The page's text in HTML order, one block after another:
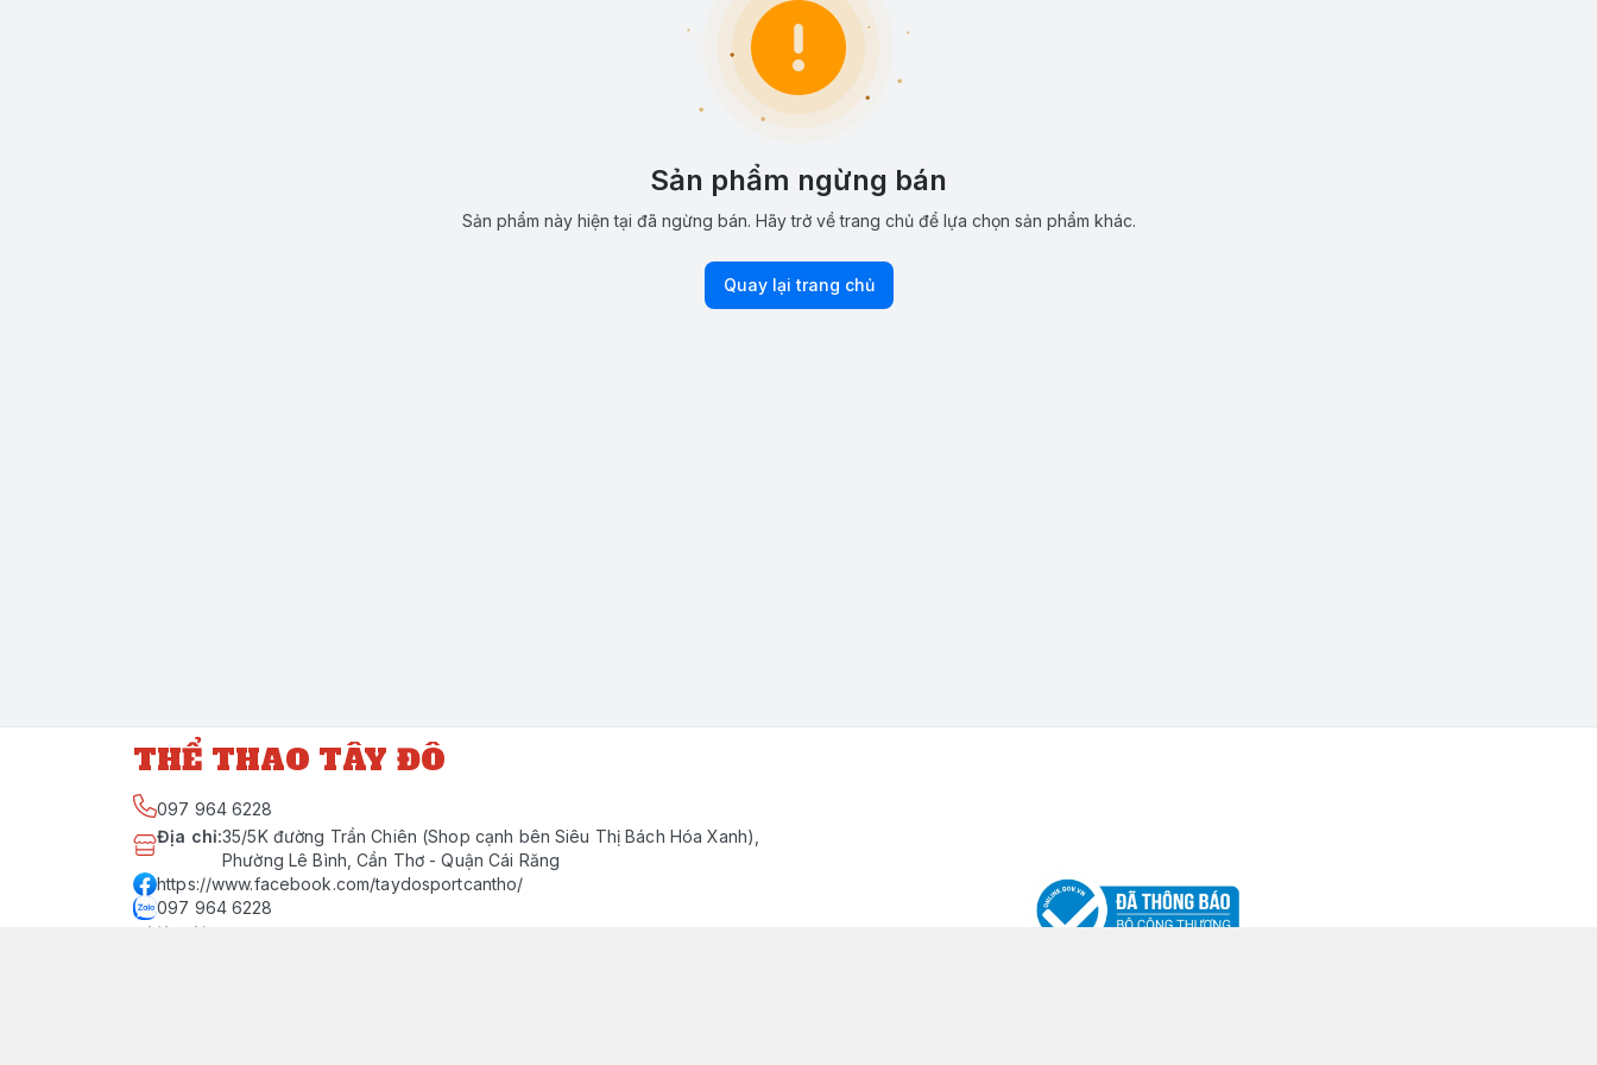
Sản phẩm ngừng bán
Sản phẩm này hiện tại đã ngừng bán. Hãy trở về trang chủ để lựa chọn sản phẩm khác.
Quay lại trang chủ
THỂ THAO TÂY ĐÔ
097 964 6228
Địa chỉ:35/5K đường Trần Chiên (Shop cạnh bên Siêu Thị Bách Hóa Xanh),
Phường Lê Bình, Cần Thơ - Quận Cái Răng
https://www.facebook.com/taydosportcantho/
097 964 6228
Giới thiệu